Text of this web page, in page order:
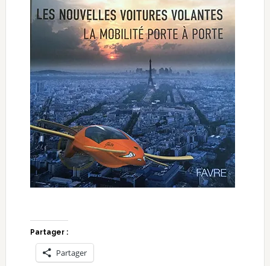
Partager :
Partager